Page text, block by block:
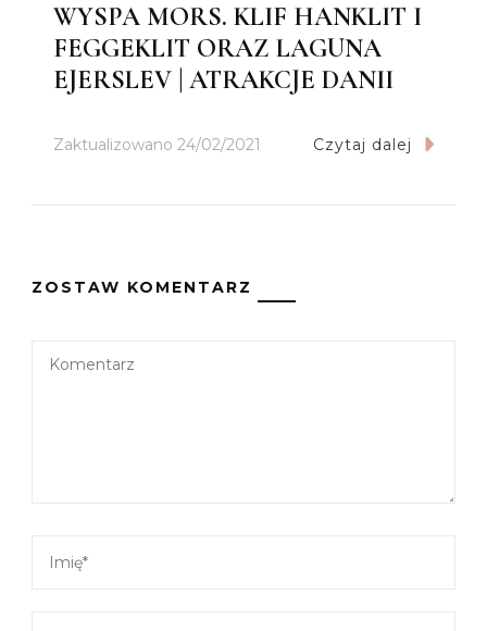
WYSPA MORS. KLIF HANKLIT I
FEGGEKLIT ORAZ LAGUNA
EJERSLEV | ATRAKCJE DANII
Zaktualizowano 24/02/2021 Czytaj dalej
ZOSTAW KOMENTARZ